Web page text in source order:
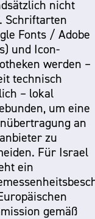
nicht
Schriftarten
Fonts / Adobe
und Icon-
werden –
technisch
– lokal
um eine
an
zu
Für Israel
ein
gemäß